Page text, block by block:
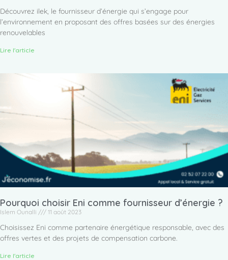
Découvrez ilek, le fournisseur d’énergie qui s’engage pour
l’environnement en proposant des offres basées sur des énergies
renouvelables
Lire l'article
Pourquoi choisir Eni comme fournisseur d’énergie ?
Islem Ounalli 11 août 2023
Choisissez Eni comme partenaire énergétique responsable, avec des
offres vertes et des projets de compensation carbone.
Lire l'article